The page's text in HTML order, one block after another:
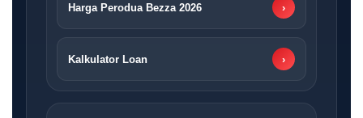
Harga Perodua Bezza 2026 ›
Kalkulator Loan ›